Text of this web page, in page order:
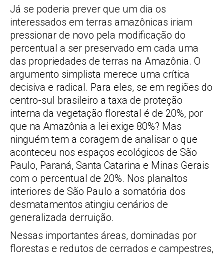
Já se poderia prever que um dia os
interessados em terras amazônicas iriam
pressionar de novo pela modificação do
percentual a ser preservado em cada uma
das propriedades de terras na Amazônia. O
argumento simplista merece uma crítica
decisiva e radical. Para eles, se em regiões do
centro-sul brasileiro a taxa de proteção
interna da vegetação florestal é de 20%, por
que na Amazônia a lei exige 80%? Mas
ninguém tem a coragem de analisar o que
aconteceu nos espaços ecológicos de São
Paulo, Paraná, Santa Catarina e Minas Gerais
com o percentual de 20%. Nos planaltos
interiores de São Paulo a somatória dos
desmatamentos atingiu cenários de
generalizada derruição.
Nessas importantes áreas, dominadas por
florestas e redutos de cerrados e campestres,